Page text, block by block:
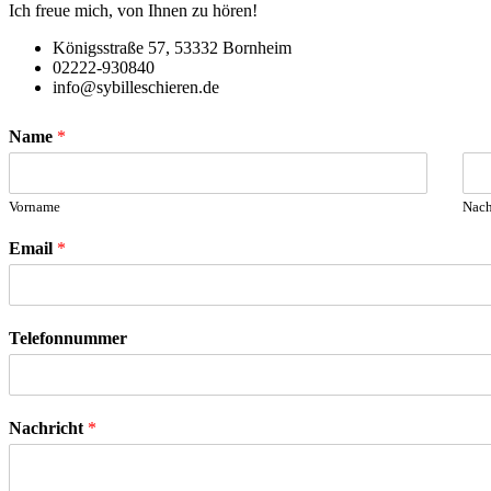
Ich freue mich, von Ihnen zu hören!
Königsstraße 57, 53332 Bornheim
02222-930840
info@sybilleschieren.de
Name *
Vorname
Email *
Telefonnummer
Nachricht *